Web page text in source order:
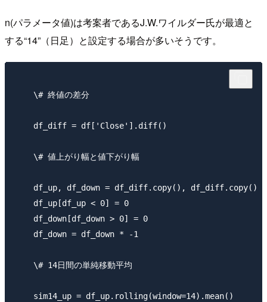
n(パラメータ値)は考案者であるJ.W.ワイルダー氏が最適と
する“14”（日足）と設定する場合が多いそうです。
​    \# 終値の差分
​    df_diff = df['Close'].diff()
​    \# 値上がり幅と値下がり幅
​    df_up, df_down = df_diff.copy(), df_diff.copy()
​    df_up[df_up < 0] = 0
​    df_down[df_down > 0] = 0
​    df_down = df_down * -1
​    \# 14日間の単純移動平均
​    sim14_up = df_up.rolling(window=14).mean()